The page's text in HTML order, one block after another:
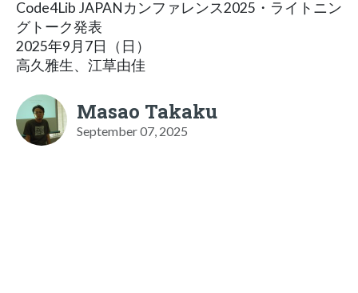
Code4Lib JAPANカンファレンス2025・ライトニン
グトーク発表
2025年9月7日（日）
高久雅生、江草由佳
Masao Takaku
September 07, 2025